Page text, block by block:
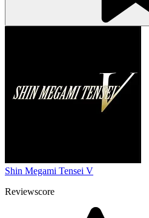
Shin Megami Tensei V
Reviewscore